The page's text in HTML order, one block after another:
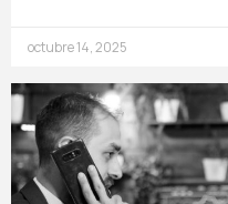
octubre 14, 2025